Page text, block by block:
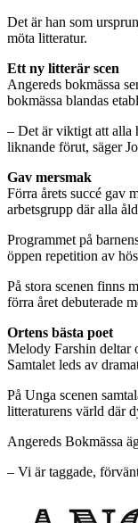
Det är han som
möta litteratur.
Ett ny litterär scen
Angereds bokmässa
bokmässa blandas
– Det är viktigt att alla
liknande förut, säger
Gav mersmak
Förra årets succé gav
arbetsgrupp där alla
Programmet på
öppen repetition av
På stora scenen finns
förra året debuterade
Ortens bästa poet
Melody Farshin deltar
Samtalet leds av
På Unga scenen
litteraturens värld där
Angereds Bokmässa
– Vi är taggade,